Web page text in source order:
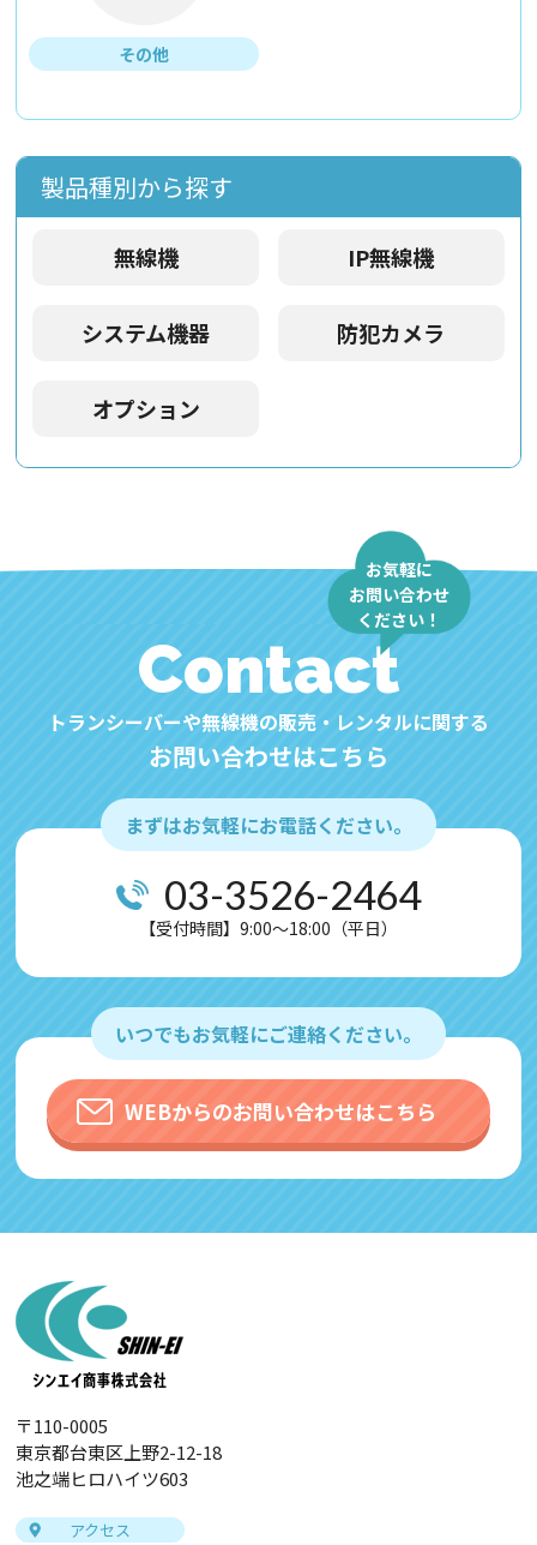
その他
製品種別から探す
無線機 IP無線機
システム機器 防犯カメラ
オプション
Contact
トランシーバーや無線機の販売・レンタルに関する
お問い合わせはこちら
お気軽に
お問い合わせ
ください！
まずはお気軽にお電話ください。
03-3526-2464
【受付時間】9:00～18:00（平日）
いつでもお気軽にご連絡ください。
WEBからのお問い合わせはこちら
〒110-0005
東京都台東区上野2-12-18
池之端ヒロハイツ603
アクセス